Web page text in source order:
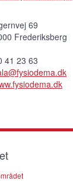
69
Frederiksberg
41 23 63